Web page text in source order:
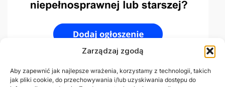
Zarządzaj zgodą
Aby zapewnić jak najlepsze wrażenia, korzystamy z technologii, takich
jak pliki cookie, do przechowywania i/lub uzyskiwania dostępu do